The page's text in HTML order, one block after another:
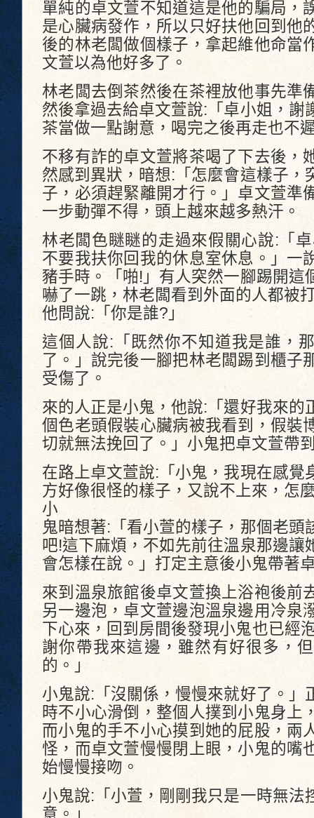
單純的卓文萱不知道這是他的騙局，
是心臟病發作，所以只好扶他回到他
後的林老闆做個樣子，拿起維他命當
文萱以為他好多了。
林老闆去倒茶然後在茶裡放他事先準
然後拿過去給卓文萱說:「卓小姐，謝
茶當做一點謝意，喝完之後再走也不
不移有詐的卓文萱將茶喝了下去後，
然感到異狀，暗想:「怎麼會這樣子，
子，必須趕緊離開才行。」卓文萱準
一步動彈不得，頭上越來越多熱汗。
林老闆色瞇瞇的走過來假關心說:「
不要我扶你回我的休息室休息。」一
豬手時。「啪!」有人突然一腳踢開這
嚇了一跳，林老闆看到外面的人都被
他問說:「你是誰?」
這個人說:「既然你不知道我是誰，
了。」說完後一腳把林老闆踢到櫃子
受傷了。
來的人正是小鬼，他說:「還好我來的
個色老頭假裝心臟病被我看到，假裝
切就無法挽回了。」小鬼把卓文萱帶
在路上卓文萱說:「小鬼，我現在感覺
方好像很怪的樣子，又說不上來，怎
小
鬼暗想著:「看小萱的樣子，那個老頭
吧!這下麻煩，不如先前往溫泉那邊讓
會怎樣在說。」打定主意後小鬼帶著
來到溫泉旅館後卓文萱換上浴袍後前
另一邊泡，卓文萱邊泡溫泉邊用冷泉
下心來，回到房間後發現小鬼也已經
謝你帶我來這邊，雖然有好很多，
的。」
小鬼說:「沒關係，慢慢來就好了。」
時不小心滑倒，整個人撲到小鬼身上
而小鬼的手不小心摸到她的屁股，兩
怪，而卓文萱慢慢閉上眼，小鬼的嘴
始慢慢接吻。
小鬼說:「小萱，剛剛我只是一時無法
意。」